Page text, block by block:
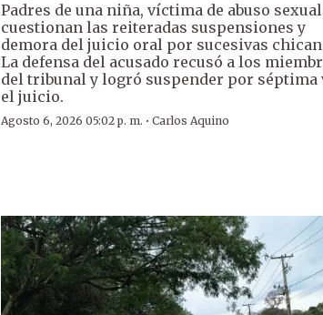
Padres de una niña, víctima de abuso
cuestionan las reiteradas suspensiones y
demora del juicio oral por sucesivas
La defensa del acusado recusó a los
del tribunal y logró suspender por séptima
el juicio.
Agosto 6, 2026 05:02 p. m. ·Carlos Aquino